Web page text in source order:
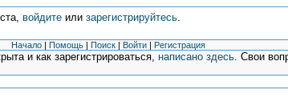
войдитеили зарегистрируйтесь.
Начало | Помощь | Поиск | Войти | Регистрация
и как зарегистрироваться,написано здесь. Свои